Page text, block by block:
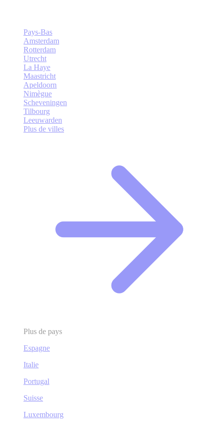
Pays-Bas
Amsterdam
Rotterdam
Utrecht
La Haye
Maastricht
Apeldoorn
Nimègue
Scheveningen
Tilbourg
Leeuwarden
Plus de villes
Plus de pays
Espagne
Italie
Portugal
Suisse
Luxembourg